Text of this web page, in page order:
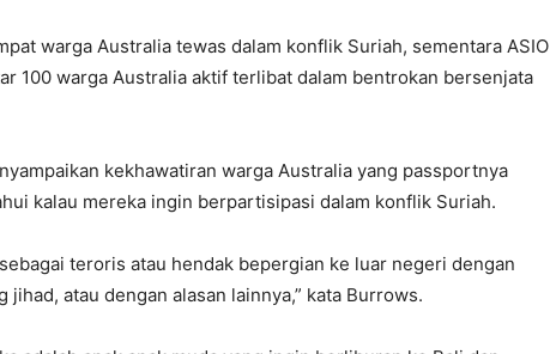
warga Australia tewas dalam konflik Suriah, sementara ASIO
100 warga Australia aktif terlibat dalam bentrokan bersenjata
kekhawatiran warga Australia yang passportnya
kalau mereka ingin berpartisipasi dalam konflik Suriah.
teroris atau hendak bepergian ke luar negeri dengan
atau dengan alasan lainnya,” kata Burrows.